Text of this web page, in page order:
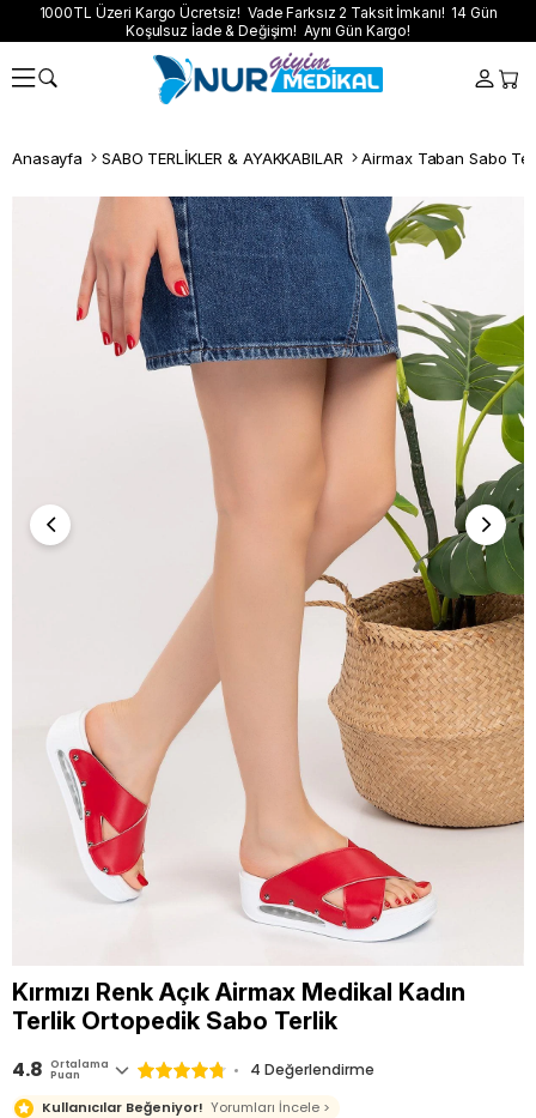
1000TL Üzeri Kargo Ücretsiz! Vade Farksız 2 Taksit İmkanı! 14 Gün
Koşulsuz İade & Değişim! Aynı Gün Kargo!
Anasayfa SABO TERLİKLER & AYAKKABILAR Airmax Taban Sabo
Kırmızı Renk Açık Airmax Medikal Kadın
Terlik Ortopedik Sabo Terlik
4.8 Ortalama
Puan 4 Değerlendirme
Kullanıcılar Beğeniyor! Yorumları İncele >